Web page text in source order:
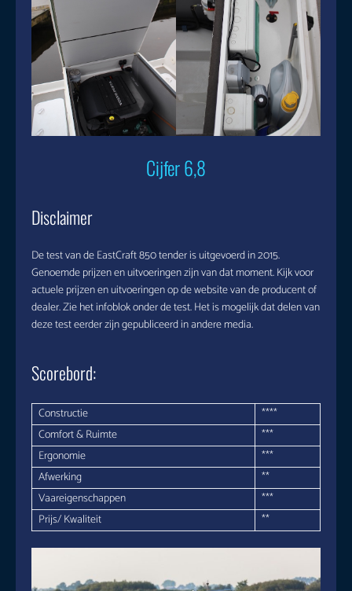
Cijfer 6,8
Disclaimer
De test van de EastCraft 850 tender is uitgevoerd in 2015.
Genoemde prijzen en uitvoeringen zijn van dat moment. Kijk voor
actuele prijzen en uitvoeringen op de website van de producent of
dealer. Zie het infoblok onder de test. Het is mogelijk dat delen van
deze test eerder zijn gepubliceerd in andere media.
Scorebord:
Constructie
****
Comfort & Ruimte
***
Ergonomie
***
Afwerking
**
Vaareigenschappen
***
Prijs/ Kwaliteit
**